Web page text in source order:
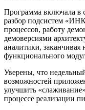
Программа включала в
разбор подсистем
процессов, работу
демоверсиями
аналитики, заканчивая
функционального
Уверены, что
возможностей
улучшить
процессе реализации